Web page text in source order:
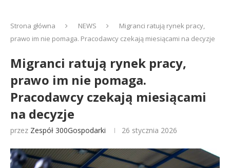
Strona główna NEWS
Migranci ratują rynek pracy,
prawo im nie pomaga. Pracodawcy czekają miesiącami na decyzje
Migranci ratują rynek pracy,
prawo im nie pomaga.
Pracodawcy czekają miesiącami
na decyzje
przez Zespół 300Gospodarki 26 stycznia 2026